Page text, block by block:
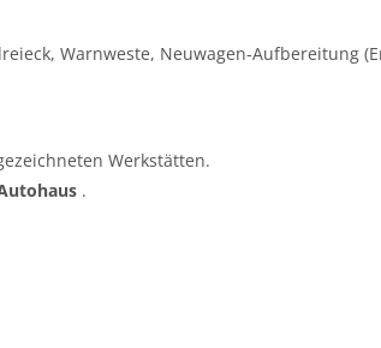
Warnweste, Neuwagen-Aufbereitung
Werkstätten.
.